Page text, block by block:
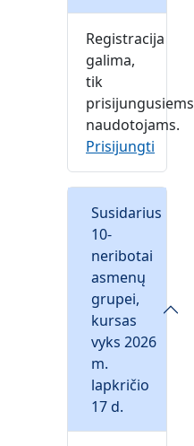
Registracija
galima,
tik
prisijungusiems
naudotojams.
Prisijungti
Susidarius
10-
neribotai
asmenų
grupei,
kursas
vyks 2026
m.
lapkričio
17 d.